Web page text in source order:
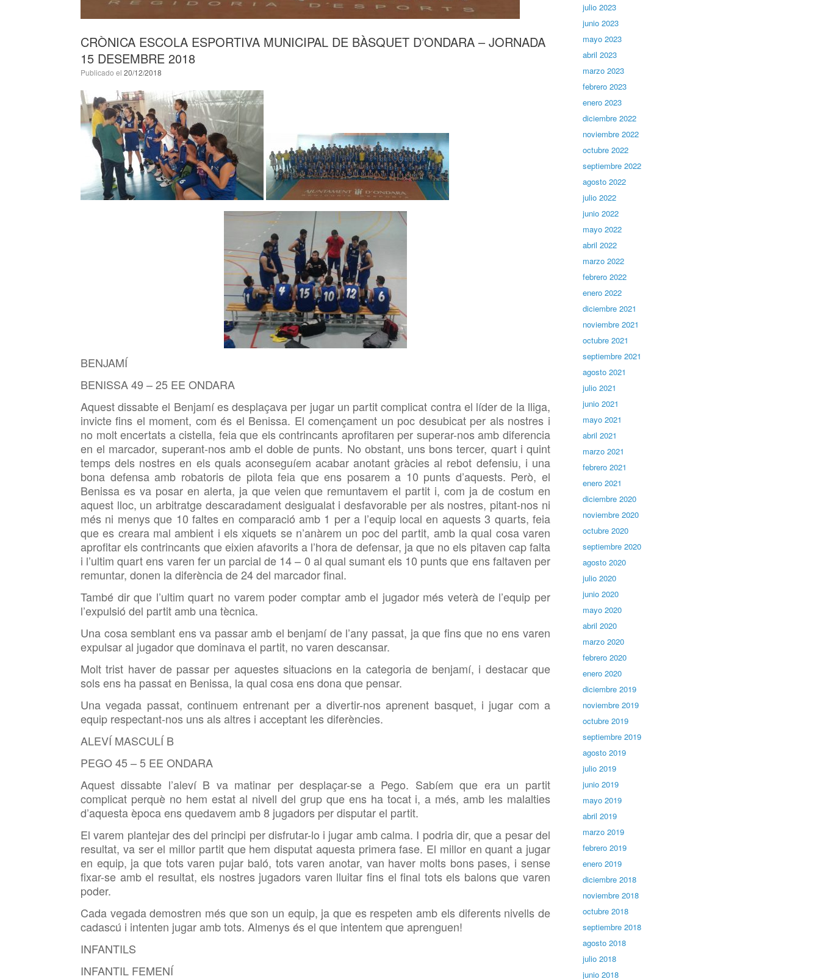
CRÒNICA ESCOLA ESPORTIVA MUNICIPAL DE BÀSQUET D’ONDARA – JORNADA
15 DESEMBRE 2018
Publicado el 20/12/2018
BENJAMÍ
BENISSA 49 – 25 EE ONDARA
Aquest dissabte el Benjamí es desplaçava per jugar un partit complicat contra el líder de la lliga,
invicte fins el moment, com és el Benissa. El començament un poc desubicat per als nostres i
no molt encertats a cistella, feia que els contrincants aprofitaren per superar-nos amb diferencia
en el marcador, superant-nos amb el doble de punts. No obstant, uns bons tercer, quart i quint
temps dels nostres en els quals aconseguíem acabar anotant gràcies al rebot defensiu, i una
bona defensa amb robatoris de pilota feia que ens posarem a 10 punts d’aquests. Però, el
Benissa es va posar en alerta, ja que veien que remuntavem el partit i, com ja de costum en
aquest lloc, un arbitratge descaradament desigualat i desfavorable per als nostres, pitant-nos ni
més ni menys que 10 faltes en comparació amb 1 per a l’equip local en aquests 3 quarts, feia
que es creara mal ambient i els xiquets se n’anàrem un poc del partit, amb la qual cosa varen
aprofitar els contrincants que eixien afavorits a l’hora de defensar, ja que no els pitaven cap falta
i l’ultim quart ens varen fer un parcial de 14 – 0 al qual sumant els 10 punts que ens faltaven per
remuntar, donen la diferència de 24 del marcador final.
També dir que l’ultim quart no varem poder comptar amb el jugador més veterà de l’equip per
l’expulsió del partit amb una tècnica.
Una cosa semblant ens va passar amb el benjamí de l’any passat, ja que fins que no ens varen
expulsar al jugador que dominava el partit, no varen descansar.
Molt trist haver de passar per aquestes situacions en la categoria de benjamí, i destacar que
sols ens ha passat en Benissa, la qual cosa ens dona que pensar.
Una vegada passat, continuem entrenant per a divertir-nos aprenent basquet, i jugar com a
equip respectant-nos uns als altres i acceptant les diferències.
ALEVÍ MASCULÍ B
PEGO 45 – 5 EE ONDARA
Aquest dissabte l’aleví B va matinar per desplaçar-se a Pego. Sabíem que era un partit
complicat perquè no hem estat al nivell del grup que ens ha tocat i, a més, amb les malalties
d’aquesta època ens quedavem amb 8 jugadors per disputar el partit.
El varem plantejar des del principi per disfrutar-lo i jugar amb calma. I podria dir, que a pesar del
resultat, va ser el millor partit que hem disputat aquesta primera fase. El millor en quant a jugar
en equip, ja que tots varen pujar baló, tots varen anotar, van haver molts bons pases, i sense
fixar-se amb el resultat, els nostres jugadors varen lluitar fins el final tots els balons que varen
poder.
Cada vegada demostren més que son un equip, ja que es respeten amb els diferents nivells de
cadascú i intenten jugar amb tots. Almenys és el que intentem que aprenguen!
INFANTILS
INFANTIL FEMENÍ
julio 2023
junio 2023
mayo 2023
abril 2023
marzo 2023
febrero 2023
enero 2023
diciembre 2022
noviembre 2022
octubre 2022
septiembre 2022
agosto 2022
julio 2022
junio 2022
mayo 2022
abril 2022
marzo 2022
febrero 2022
enero 2022
diciembre 2021
noviembre 2021
octubre 2021
septiembre 2021
agosto 2021
julio 2021
junio 2021
mayo 2021
abril 2021
marzo 2021
febrero 2021
enero 2021
diciembre 2020
noviembre 2020
octubre 2020
septiembre 2020
agosto 2020
julio 2020
junio 2020
mayo 2020
abril 2020
marzo 2020
febrero 2020
enero 2020
diciembre 2019
noviembre 2019
octubre 2019
septiembre 2019
agosto 2019
julio 2019
junio 2019
mayo 2019
abril 2019
marzo 2019
febrero 2019
enero 2019
diciembre 2018
noviembre 2018
octubre 2018
septiembre 2018
agosto 2018
julio 2018
junio 2018